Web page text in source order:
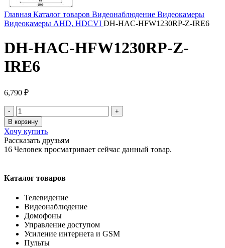
Главная Каталог товаров Видеонаблюдение Видеокамеры
Видеокамеры AHD, HDCVI DH-HAC-HFW1230RP-Z-IRE6
DH-HAC-HFW1230RP-Z-
IRE6
6,790 ₽
Количество
товара
DH-
HAC-
HFW1230RP-
Z-
В корзину
Хочу купить
Рассказать друзьям
16 Человек просматривает сейчас данный товар.
Каталог товаров
Телевидение
Видеонаблюдение
Домофоны
Управление доступом
Усиление интернета и GSM
Пульты